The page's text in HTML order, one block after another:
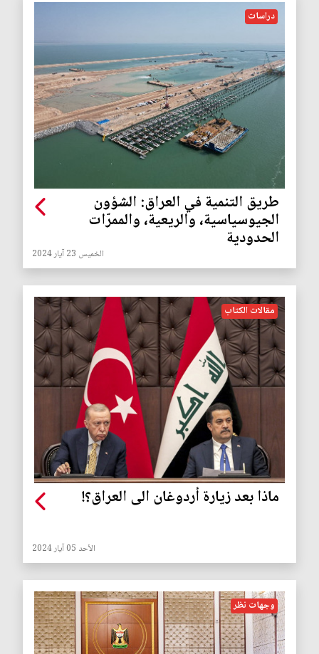
دراسات
طريق التنمية في العراق: الشؤون
الجيوسياسية، والريعية، والممرّات
الحدودية
الخميس 23 آيار 2024
مقالات الكتاب
ماذا بعد زيارة أردوغان الى العراق؟!
الأحد 05 آيار 2024
وجهات نظر